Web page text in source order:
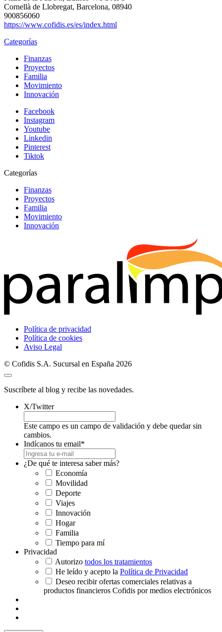
Cornellà de Llobregat, Barcelona, 08940
900856060
https://www.cofidis.es/es/index.html
Categorías
Finanzas
Proyectos
Familia
Movimiento
Innovación
Facebook
Instagram
Youtube
Linkedin
Pinterest
Tiktok
Categorías
Finanzas
Proyectos
Familia
Movimiento
Innovación
Política de privacidad
Política de cookies
Aviso Legal
© Cofidis S.A. Sucursal en España 2026
Suscríbete al blog y recibe las novedades.
X/Twitter
Este campo es un campo de validación y debe quedar sin
cambios.
Indícanos tu email*
¿De qué te interesa saber más?
Economía
Movilidad
Deporte
Viajes
Innovación
Hogar
Familia
Tiempo para mí
Privacidad
Autorizo todos los tratamientos
He leído y acepto la Política de Privacidad
Deseo recibir ofertas comerciales relativas a
productos financieros Cofidis por medios electrónicos